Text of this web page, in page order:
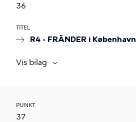
36
TITEL
R4 - FRÄNDER i København
Vis bilag
PUNKT
37